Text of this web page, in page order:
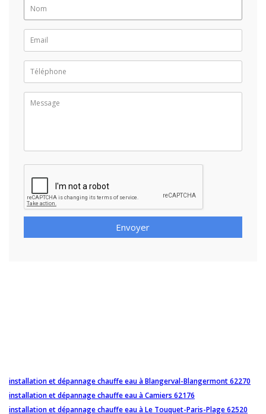
Envoyer
installation et dépannage chauffe eau à Blangerval-Blangermont 62270
installation et dépannage chauffe eau à Camiers 62176
installation et dépannage chauffe eau à Le Touquet-Paris-Plage 62520